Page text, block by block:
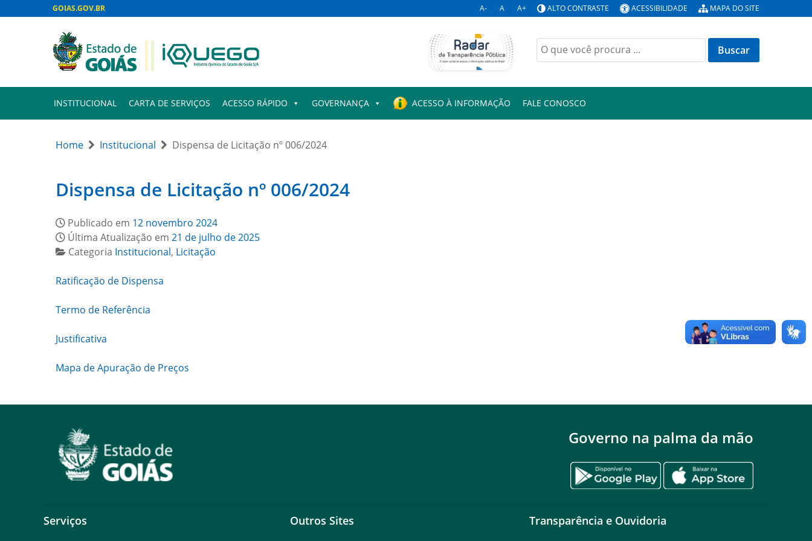
GOIAS.GOV.BR A- A A+ ALTO CONTRASTE ACESSIBILIDADE MAPA DO SITE
Buscar
por:
INSTITUCIONAL CARTA DE SERVIÇOS ACESSO RÁPIDO GOVERNANÇA ACESSO À INFORMAÇÃO FALE CONOSCO
Home Institucional Dispensa de Licitação nº 006/2024
Dispensa de Licitação nº 006/2024
Publicado em 12 novembro 2024
Última Atualização em 21 de julho de 2025
Categoria Institucional, Licitação
Ratificação de Dispensa
Termo de Referência
Justificativa
Mapa de Apuração de Preços
Governo na palma da mão
Serviços Outros Sites Transparência e Ouvidoria